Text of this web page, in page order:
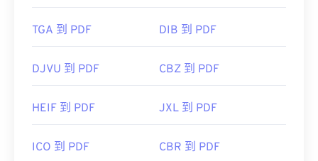
TGA 到 PDF DIB 到 PDF
DJVU 到 PDF CBZ 到 PDF
HEIF 到 PDF JXL 到 PDF
ICO 到 PDF CBR 到 PDF